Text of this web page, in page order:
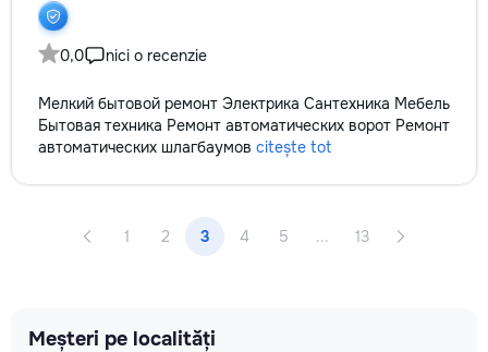
0,0 nici o recenzie
Мелкий бытовой ремонт Электрика Сантехника Мебель
Бытовая техника Ремонт автоматических ворот Ремонт
автоматических шлагбаумов citește tot
1 2 3 4 5 ... 13
Meșteri pe localități